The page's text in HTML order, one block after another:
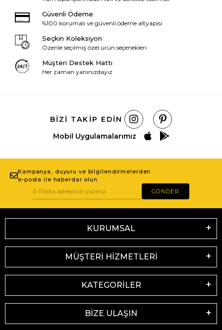
Güvenli Ödeme
%100 korumalı ve güvenli ödeme altyapısı
Seçkin Koleksiyon
Özenle seçilmiş özel ürün seçenekleri
Müşteri Destek Hattı
Her zaman yanınızdayız
BIZI TAKIP EDIN
Mobil Uygulamalarımız
Kampanya, duyuru ve bilgilendirmelerden
e-posta ile haberdar olun.
GÖNDER
KURUMSAL
MÜŞTERİ HİZMETLERİ
KATEGORİLER
BİZE ULAŞIN